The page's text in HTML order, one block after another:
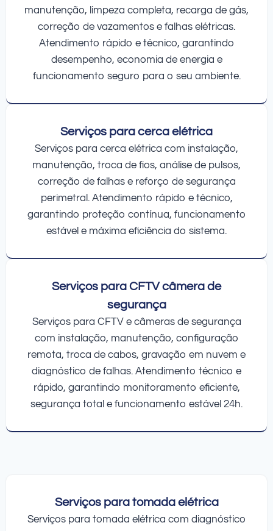
manutenção, limpeza completa, recarga de gás,
correção de vazamentos e falhas elétricas.
Atendimento rápido e técnico, garantindo
desempenho, economia de energia e
funcionamento seguro para o seu ambiente.
Serviços para cerca elétrica
Serviços para cerca elétrica com instalação,
manutenção, troca de fios, análise de pulsos,
correção de falhas e reforço de segurança
perimetral. Atendimento rápido e técnico,
garantindo proteção contínua, funcionamento
estável e máxima eficiência do sistema.
Serviços para CFTV câmera de
segurança
Serviços para CFTV e câmeras de segurança
com instalação, manutenção, configuração
remota, troca de cabos, gravação em nuvem e
diagnóstico de falhas. Atendimento técnico e
rápido, garantindo monitoramento eficiente,
segurança total e funcionamento estável 24h.
Serviços para tomada elétrica
Serviços para tomada elétrica com diagnóstico